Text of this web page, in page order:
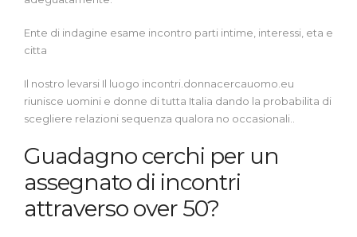
Ente di indagine esame incontro parti intime, interessi, eta e
citta
Il nostro levarsi Il luogo incontri.donnacercauomo.eu
riunisce uomini e donne di tutta Italia dando la probabilita di
scegliere relazioni sequenza qualora no occasionali..
Guadagno cerchi per un
assegnato di incontri
attraverso over 50?